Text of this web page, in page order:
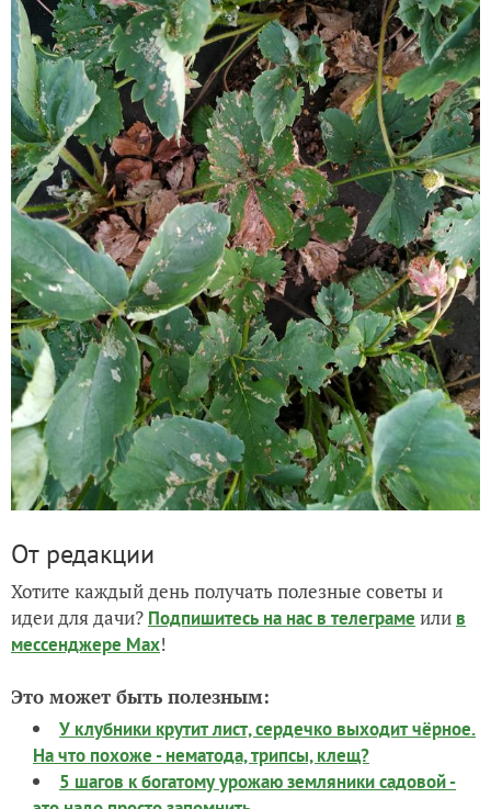
От редакции
Хотите каждый день получать полезные советы и
идеи для дачи? Подпишитесь на нас в телеграме или в
мессенджере Max!
Это может быть полезным:
У клубники крутит лист, сердечко выходит чёрное.
На что похоже - нематода, трипсы, клещ?
5 шагов к богатому урожаю земляники садовой -